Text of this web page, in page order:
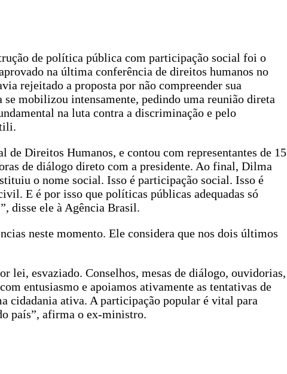
de política pública com participação social foi o
na última conferência de direitos humanos no
rejeitado a proposta por não compreender sua
mobilizou intensamente, pedindo uma reunião direta
na luta contra a discriminação e pelo
de Direitos Humanos, e contou com representantes de 15
de diálogo direto com a presidente. Ao final, Dilma
o nome social. Isso é participação social. Isso é
E é por isso que políticas públicas adequadas só
disse ele à Agência Brasil.
neste momento. Ele considera que nos dois últimos
lei, esvaziado. Conselhos, mesas de diálogo, ouvidorias,
entusiasmo e apoiamos ativamente as tentativas de
cidadania ativa. A participação popular é vital para
país”, afirma o ex-ministro.